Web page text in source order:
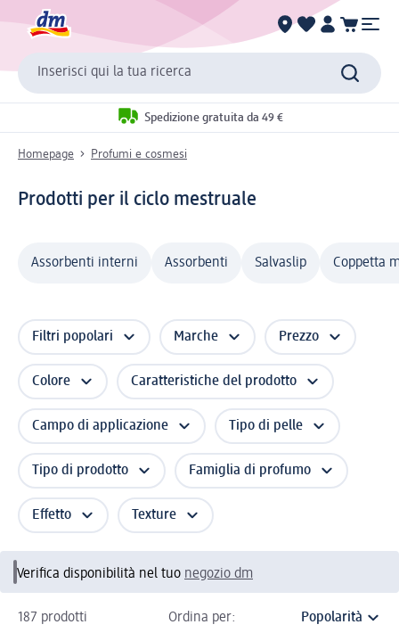
Inserisci qui la tua ricerca
Spedizione gratuita da 49 €
Homepage Profumi e cosmesi
Prodotti per il ciclo mestruale
Assorbenti interni Assorbenti Salvaslip Coppetta
Filtri popolari Marche Prezzo
Colore Caratteristiche del prodotto
Campo di applicazione Tipo di pelle
Tipo di prodotto Famiglia di profumo
Effetto Texture
Verifica disponibilità nel tuo negozio dm
187 prodotti Ordina per: